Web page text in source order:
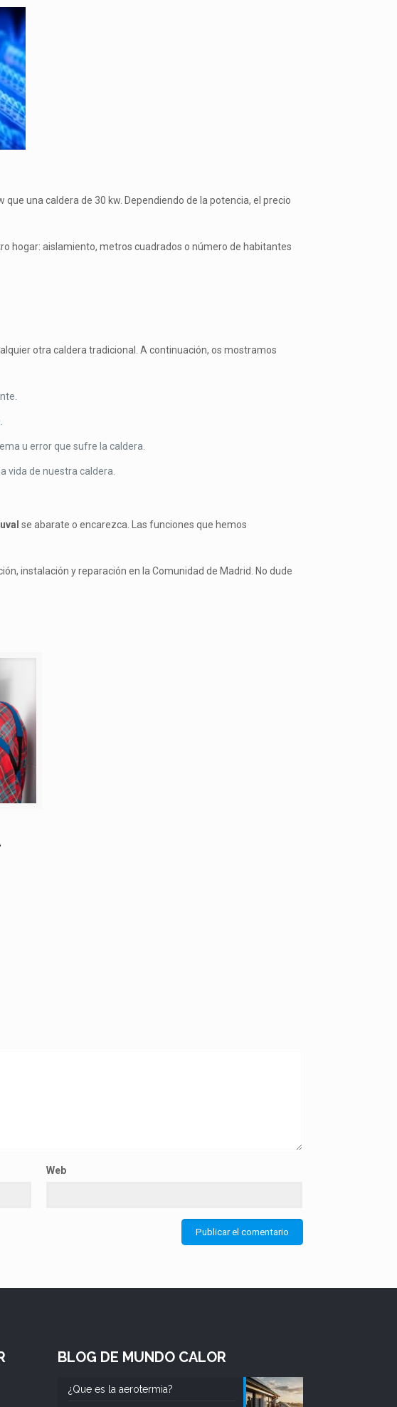
una caldera de 30 kw. Dependiendo de la potencia, el precio
hogar: aislamiento, metros cuadrados o número de habitantes
otra caldera tradicional. A continuación, os mostramos
u error que sufre la caldera.
vida de nuestra caldera.
se abarate o encarezca. Las funciones que hemos
instalación y reparación en la Comunidad de Madrid. No dude
Web
BLOG DE MUNDO CALOR
¿Que es la aerotermia?